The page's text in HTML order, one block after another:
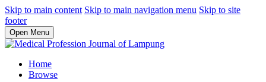
Skip to main content Skip to main navigation menu Skip to site
footer
Open Menu
Home
Browse